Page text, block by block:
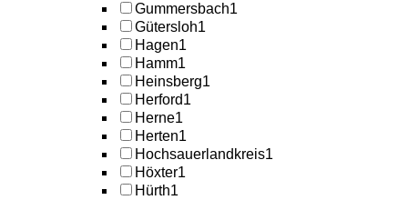
Gummersbach1
Gütersloh1
Hagen1
Hamm1
Heinsberg1
Herford1
Herne1
Herten1
Hochsauerlandkreis1
Höxter1
Hürth1